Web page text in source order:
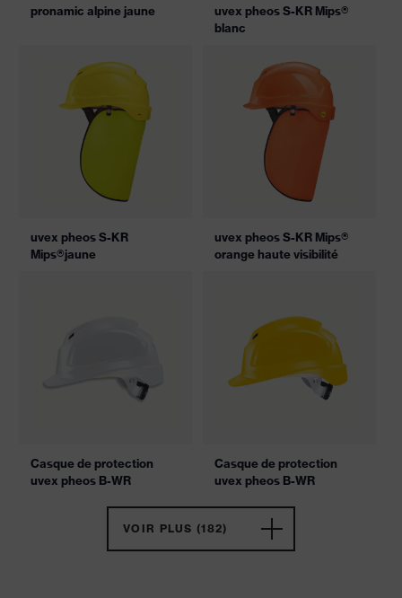
pronamic alpine jaune
uvex pheos S-KR Mips®
blanc
uvex pheos S-KR
Mips®jaune
uvex pheos S-KR Mips®
orange haute visibilité
Casque de protection
uvex pheos B-WR
Casque de protection
uvex pheos B-WR
VOIR PLUS (182)